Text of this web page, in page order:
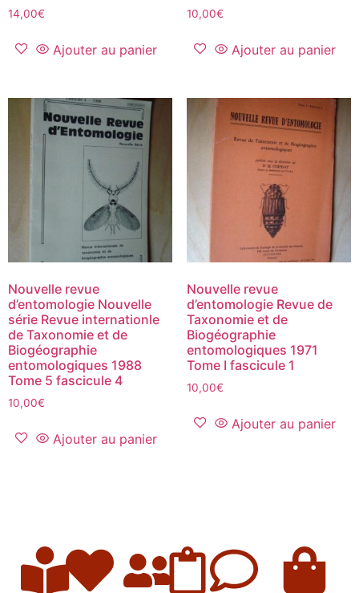
14,00€
Ajouter au panier
10,00€
Ajouter au panier
Nouvelle revue
d’entomologie Nouvelle
série Revue internationle
de Taxonomie et de
Biogéographie
entomologiques 1988
Tome 5 fascicule 4
10,00€
Ajouter au panier
Nouvelle revue
d’entomologie Revue de
Taxonomie et de
Biogéographie
entomologiques 1971
Tome I fascicule 1
10,00€
Ajouter au panier